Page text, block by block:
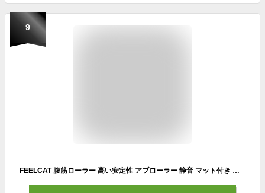
9
FEELCAT 腹筋ローラー 高い安定性 アブローラー 静音 マット付き 腹筋 トレーニング器具 女性 初心者にも (二輪ブラック)